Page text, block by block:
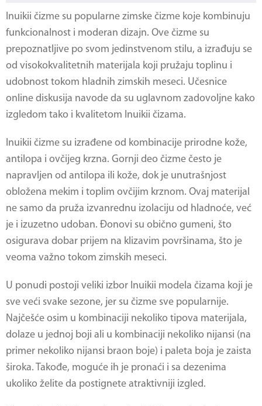
Inuikii čizme su popularne zimske čizme koje kombinuju
funkcionalnost i moderan dizajn. Ove čizme su
prepoznatljive po svom jedinstvenom stilu, a izrađuju se
od visokokvalitetnih materijala koji pružaju toplinu i
udobnost tokom hladnih zimskih meseci. Učesnice
online diskusija navode da su uglavnom zadovoljne kako
izgledom tako i kvalitetom Inuikii čizama.
Inuikii čizme su izrađene od kombinacije prirodne kože,
antilopa i ovčijeg krzna. Gornji deo čizme često je
napravljen od antilopa ili kože, dok je unutrašnjost
obložena mekim i toplim ovčijim krznom. Ovaj materijal
ne samo da pruža izvanrednu izolaciju od hladnoće, već
je i izuzetno udoban. Đonovi su obično gumeni, što
osigurava dobar prijem na klizavim površinama, što je
veoma važno tokom zimskih meseci.
U ponudi postoji veliki izbor Inuikii modela čizama koji je
sve veći svake sezone, jer su čizme sve popularnije.
Najčešće osim u kombinaciji nekoliko tipova materijala,
dolaze u jednoj boji ali u kombinaciji nekoliko nijansi (na
primer nekoliko nijansi braon boje) i paleta boja je zaista
široka. Takođe, moguće ih je pronaći i sa dezenima
ukoliko želite da postignete atraktivniji izgled.